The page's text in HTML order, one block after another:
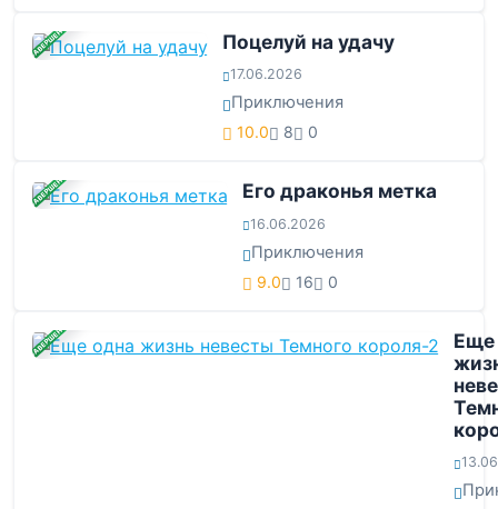
ЗАВЕРШЕНА Поцелуй на удачу
17.06.2026
Приключения
10.0 8 0
ЗАВЕРШЕНА Его драконья метка
16.06.2026
Приключения
9.0 16 0
ЗАВЕРШЕНА
Еще